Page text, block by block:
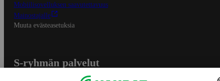
Mobiilisovelluksen saavutettavuus
Mainostajalle
Muuta evästeasetuksia
S-ryhmän palvelut